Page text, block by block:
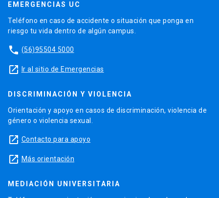
EMERGENCIAS UC
Teléfono en caso de accidente o situación que ponga en
riesgo tu vida dentro de algún campus.
phone (56)95504 5000
launch Ir al sitio de Emergencias
DISCRIMINACIÓN Y VIOLENCIA
Orientación y apoyo en casos de discriminación, violencia de
género o violencia sexual.
launch Contacto para apoyo
launch Más orientación
MEDIACIÓN UNIVERSITARIA